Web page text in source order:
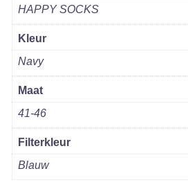
HAPPY SOCKS
Kleur
Navy
Maat
41-46
Filterkleur
Blauw